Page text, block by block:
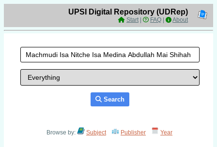
UPSI Digital Repository (UDRep)
Start| FAQ About
Search
Browse by: Subject Publisher Year